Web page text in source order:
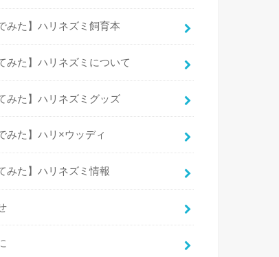
みた】ハリネズミ飼育本
みた】ハリネズミについて
みた】ハリネズミグッズ
みた】ハリ×ウッディ
みた】ハリネズミ情報